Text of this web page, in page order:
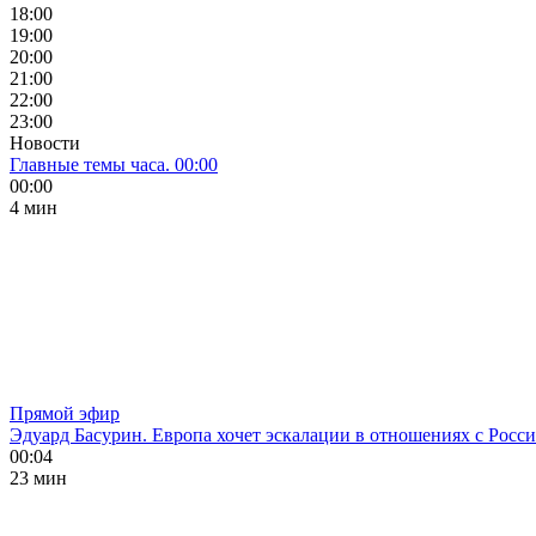
18:00
19:00
20:00
21:00
22:00
23:00
Новости
Главные темы часа. 00:00
00:00
4 мин
Прямой эфир
Эдуард Басурин. Европа хочет эскалации в отношениях с
00:04
23 мин